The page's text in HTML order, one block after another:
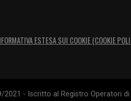
ESTESA SUI COOKIE (COOKIE
- Iscritto al Registro Operatori